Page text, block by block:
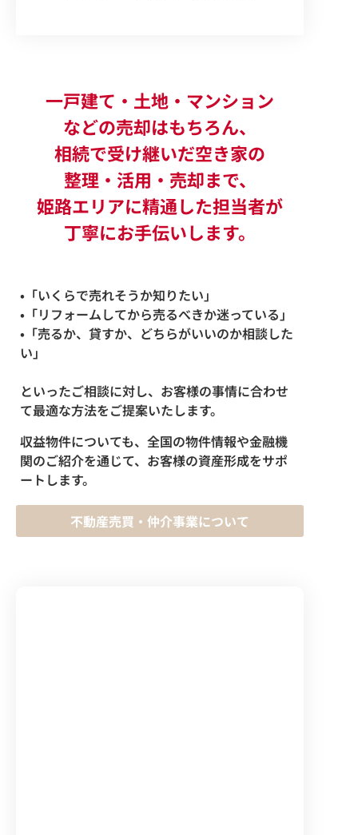
一戸建て・土地・マンション
などの売却はもちろん、
相続で受け継いだ空き家の
整理・活用・売却まで、
姫路エリアに精通した担当者が
丁寧にお手伝いします。
•「いくらで売れそうか知りたい」
•「リフォームしてから売るべきか迷っている」
•「売るか、貸すか、どちらがいいのか相談した
い」
といったご相談に対し、お客様の事情に合わせ
て最適な方法をご提案いたします。
収益物件についても、全国の物件情報や金融機
関のご紹介を通じて、お客様の資産形成をサポ
ートします。
不動産売買・仲介事業について